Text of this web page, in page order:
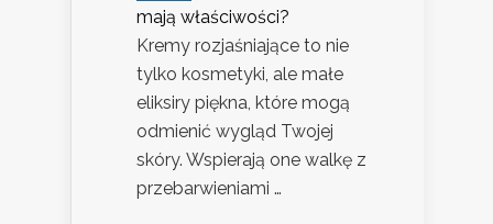
mają właściwości?
Kremy rozjaśniające to nie
tylko kosmetyki, ale małe
eliksiry piękna, które mogą
odmienić wygląd Twojej
skóry. Wspierają one walkę z
przebarwieniami …